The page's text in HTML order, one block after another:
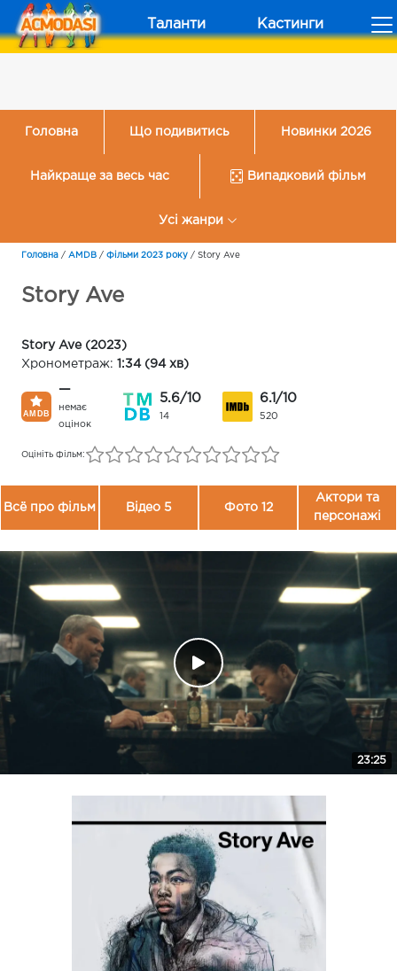
Таланти Кастинги
Головна Що подивитись Новинки 2026
Найкраще за весь час Випадковий фільм
Усі жанри
Головна / AMDB / Фільми 2023 року / Story Ave
Story Ave
Story Ave (2023)
Хронометраж: 1:34 (94 хв)
—
немає
оцінок
5.6/10
14
6.1/10
520
Оцініть фільм:
Всё про фільм Відео 5 Фото 12
Актори та
персонажі
23:25